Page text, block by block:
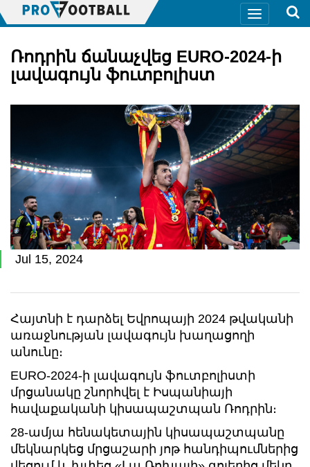
Ռոդրին ճանաչվեց EURO-2024-ի
լավագույն ֆուտբոլիստ
Jul 15, 2024
Հայտնի է դարձել Եվրոպայի 2024 թվականի
առաջնության լավագույն խաղացողի
անունը։
EURO-2024-ի լավագույն ֆուտբոլիստի
մրցանակը շնորհվել է Իսպանիայի
հավաքականի կիսապաշտպան Ռոդրին։
28-ամյա հենակետային կիսապաշտպանը
մեկնարկեց մրցաշարի յոթ հանդիպումներից